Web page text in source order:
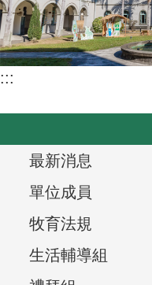
:::
T
r
e
e
最新消息
單位成員
牧育法規
生活輔導組